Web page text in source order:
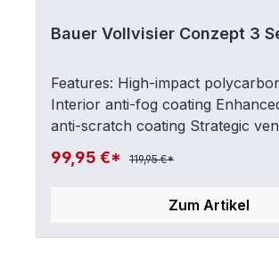
Bauer Vollvisier Conzept 3
Features: High-impact
Interior anti-fog coating
anti-scratch coating Strategic
Expanded visual area SR & JR
cup BAUER Helmet Bag included
99,95 €* 119,95 €*
Zum Artikel